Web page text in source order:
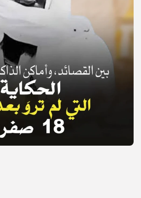
© Copyright 2025, APS